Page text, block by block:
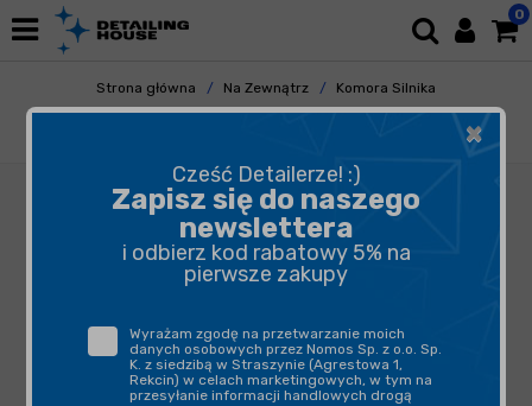
0
Strona główna Na Zewnątrz
Komora Silnika
Mycie Silnika
×
Cześć Detailerze! :)
Zapisz się do naszego
newslettera
i odbierz kod rabatowy 5% na
pierwsze zakupy
Wyrażam zgodę na przetwarzanie moich
danych osobowych przez Nomos Sp. z o.o. Sp.
K. z siedzibą w Straszynie (Agrestowa 1,
Rekcin) w celach marketingowych, w tym na
przesyłanie informacji handlowych drogą